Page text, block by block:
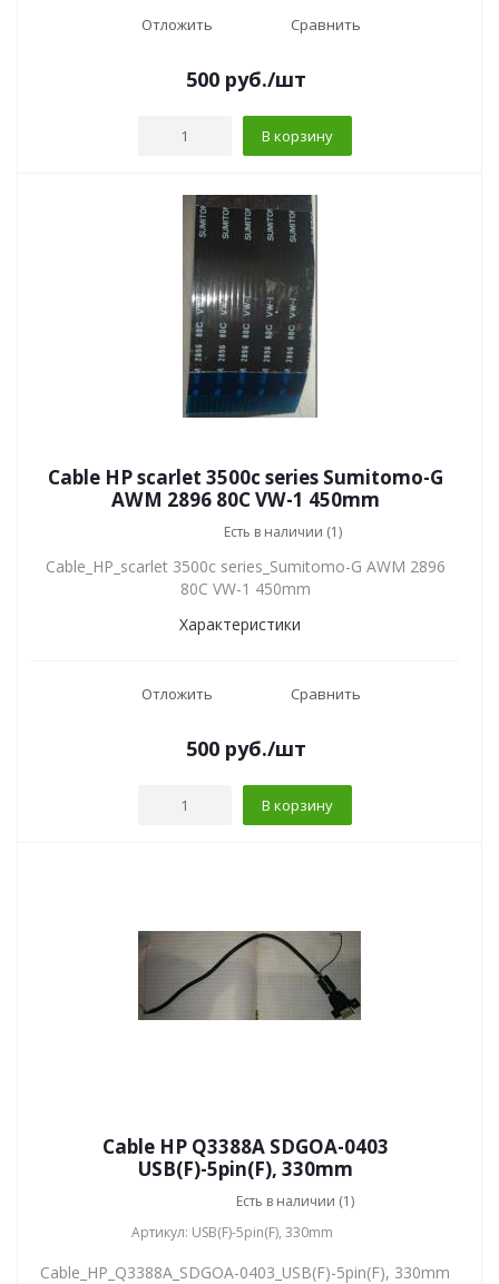
Отложить Сравнить
500руб./шт
В корзину
Cable HP scarlet 3500c series Sumitomo-G
AWM 2896 80C VW-1 450mm
Есть в наличии (1)
Cable_HP_scarlet 3500c series_Sumitomo-G AWM 2896
80C VW-1 450mm
Характеристики
Отложить Сравнить
500руб./шт
В корзину
Cable HP Q3388A SDGOA-0403
USB(F)-5pin(F), 330mm
Есть в наличии (1)
Артикул: USB(F)-5pin(F), 330mm
Cable_HP_Q3388A_SDGOA-0403_USB(F)-5pin(F), 330mm